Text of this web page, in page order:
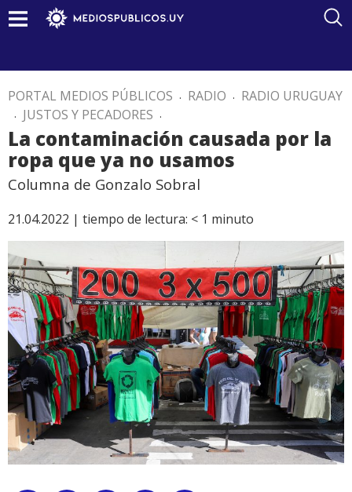
PORTAL MEDIOS PÚBLICOS . RADIO . RADIO URUGUAY
. JUSTOS Y PECADORES .
La contaminación causada por la
ropa que ya no usamos
Columna de Gonzalo Sobral
21.04.2022 | tiempo de lectura: < 1 minuto